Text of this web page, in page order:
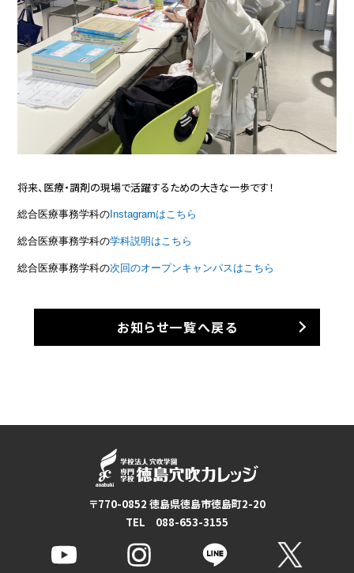
将来、医療・調剤の現場で活躍するための大きな一歩です！
総合医療事務学科のInstagramはこちら
総合医療事務学科の学科説明はこちら
総合医療事務学科の次回のオープンキャンパスはこちら
お知らせ一覧へ戻る
〒770-0852 徳島県徳島市徳島町2-20
TEL 088-653-3155